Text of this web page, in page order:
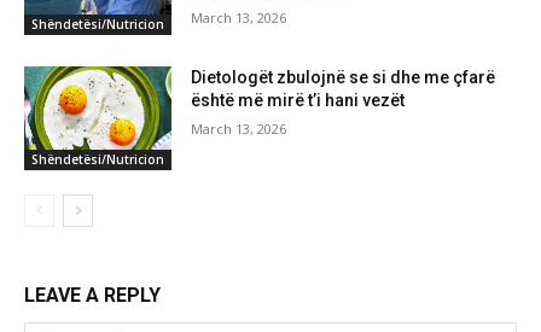
Shëndetësi/Nutricion March 13, 2026
Shëndetësi/Nutricion
Dietologët zbulojnë se si dhe me çfarë
është më mirë t’i hani vezët
March 13, 2026
LEAVE A REPLY